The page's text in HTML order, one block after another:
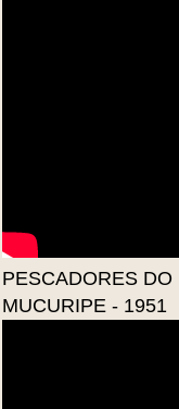
PESCADORES DO
MUCURIPE - 1951